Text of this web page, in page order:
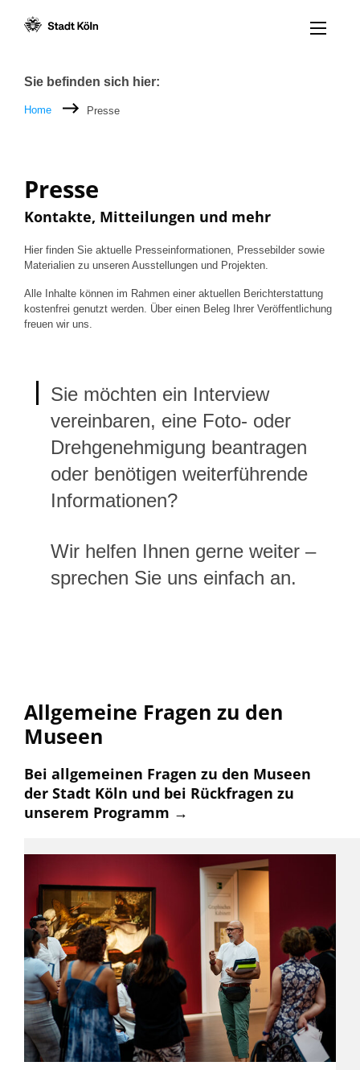
Menü
Breadcrumb
Sie befinden sich hier:
Home Presse
Presse
Kontakte, Mitteilungen und mehr
Hier finden Sie aktuelle Presseinformationen, Pressebilder sowie
Materialien zu unseren Ausstellungen und Projekten.
Alle Inhalte können im Rahmen einer aktuellen Berichterstattung
kostenfrei genutzt werden. Über einen Beleg Ihrer Veröffentlichung
freuen wir uns.
Sie möchten ein Interview
vereinbaren, eine Foto- oder
Drehgenehmigung beantragen
oder benötigen weiterführende
Informationen?
Wir helfen Ihnen gerne weiter –
sprechen Sie uns einfach an.
Allgemeine Fragen zu den
Museen
Bei allgemeinen Fragen zu den Museen
der Stadt Köln und bei Rückfragen zu
unserem Programm →